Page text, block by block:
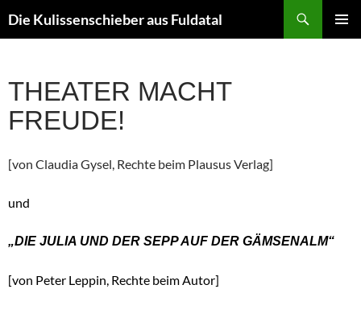
Inhalt
Die Kulissenschieber aus Fuldatal
THEATER MACHT
FREUDE!
[von Claudia Gysel, Rechte beim Plausus Verlag]
und
„DIE JULIA UND DER SEPP AUF DER GÄMSENALM“
[von Peter Leppin, Rechte beimAutor]